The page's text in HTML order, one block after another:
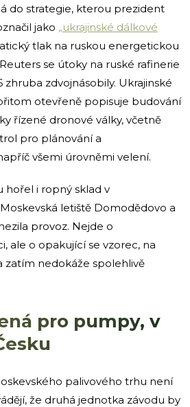
do strategie, kterou prezident
jako „ukrajinské dálkové
tlak na ruskou energetickou
se útoky na ruské rafinerie
zdvojnásobily. Ukrajinské
otevřeně popisuje budování
řízené dronové války, včetně
pro plánování a
všemi úrovněmi velení.
hořel i ropný sklad v
letiště Domodědovo a
provoz. Nejde o
ale o opakující se vzorec, na
zatím nedokáže spolehlivě
pro pumpy, v
palivového trhu není
že druhá jednotka závodu by